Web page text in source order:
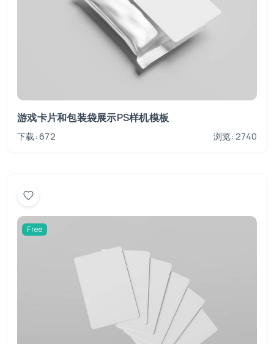
游戏卡片和包装袋展示PS样机模板
下载: 672 浏览: 2740
Free